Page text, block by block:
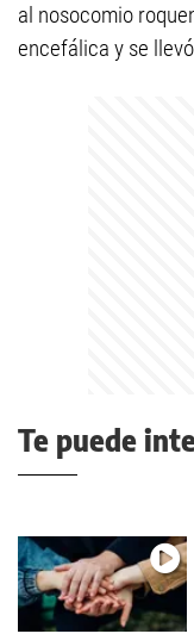
al nosocomio
encefálica y se
Te puede